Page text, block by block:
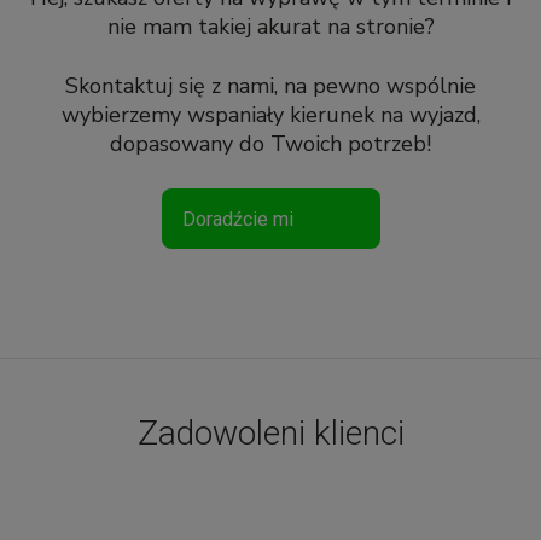
nie mam takiej akurat na stronie?
Skontaktuj się z nami, na pewno wspólnie
wybierzemy wspaniały kierunek na wyjazd,
dopasowany do Twoich potrzeb!
Doradźcie mi
Zadowoleni klienci